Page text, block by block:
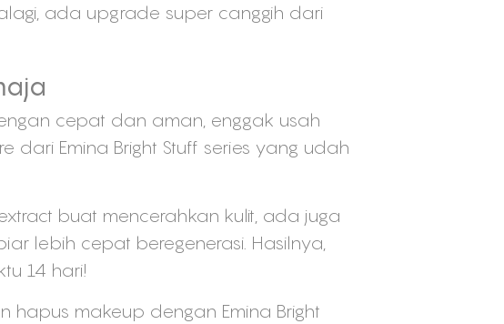
ada upgrade super canggih dari
cepat dan aman, enggak usah
Emina Bright Stuff series yang udah
buat mencerahkan kulit, ada juga
lebih cepat beregenerasi. Hasilnya,
14 hari!
hapus makeup dengan Emina Bright